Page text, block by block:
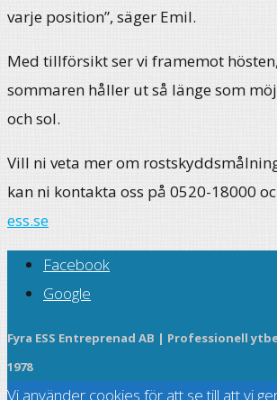
varje position”, säger Emil.
Med tillförsikt ser vi framemot
sommaren håller ut så länge som
och sol.
Vill ni veta mer om
kan ni kontakta oss på 0520-18000
ess.se
Facebook
Google
Fyra ESS Entreprenad AB | Professionell
1978
Vi använder cookies för att se till att vi